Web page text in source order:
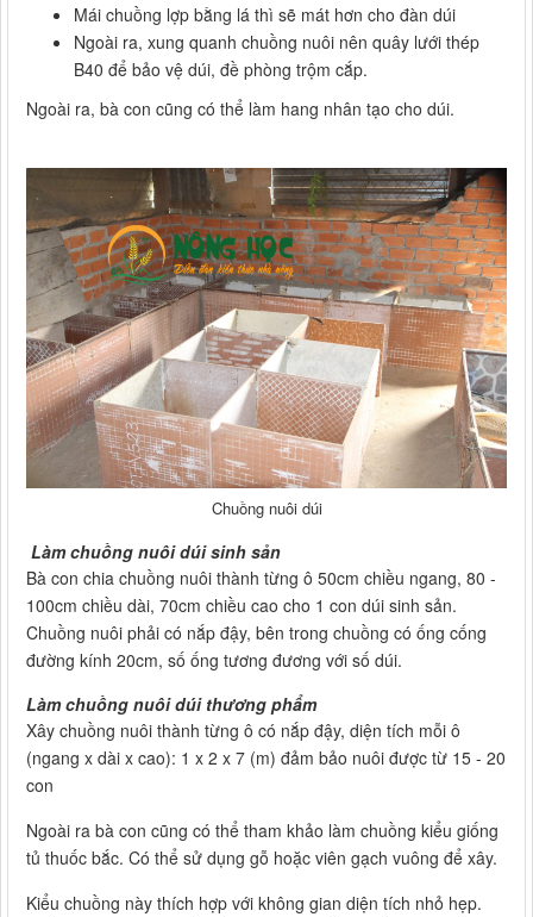
Mái chuồng lợp bằng lá thì sẽ mát hơn cho đàn dúi
Ngoài ra, xung quanh chuồng nuôi nên quây lưới thép
B40 để bảo vệ dúi, đề phòng trộm cắp.
Ngoài ra, bà con cũng có thể làm hang nhân tạo cho dúi.
Chuồng nuôi dúi
Làm chuồng nuôi dúi sinh sản
Bà con chia chuồng nuôi thành từng ô 50cm chiều ngang, 80 -
100cm chiều dài, 70cm chiều cao cho 1 con dúi sinh sản.
Chuồng nuôi phải có nắp đậy, bên trong chuồng có ống cống
đường kính 20cm, số ống tương đương với số dúi.
Làm chuồng nuôi dúi thương phẩm
Xây chuồng nuôi thành từng ô có nắp đậy, diện tích mỗi ô
(ngang x dài x cao): 1 x 2 x 7 (m) đảm bảo nuôi được từ 15 - 20
con
Ngoài ra bà con cũng có thể tham khảo làm chuồng kiểu giống
tủ thuốc bắc. Có thể sử dụng gỗ hoặc viên gạch vuông để xây.
Kiểu chuồng này thích hợp với không gian diện tích nhỏ hẹp.